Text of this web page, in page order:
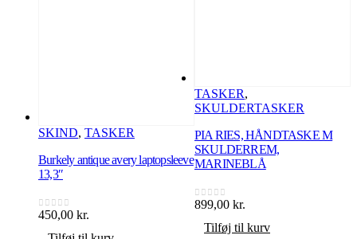
SKIND, TASKER
Burkely antique avery laptopsleeve
13,3″
0ud af 5
450,00 kr.
TASKER,
SKULDERTASKER
PIA RIES, HÅNDTASKE M
SKULDERREM,
MARINEBLÅ
0ud af 5
899,00 kr.
Tilføj til kurv